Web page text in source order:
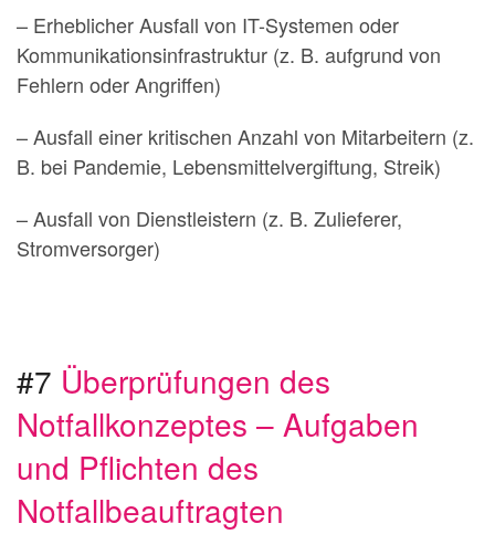
– Erheblicher Ausfall von IT-Systemen oder
Kommunikationsinfrastruktur (z. B. aufgrund von
Fehlern oder Angriffen)
– Ausfall einer kritischen Anzahl von Mitarbeitern (z.
B. bei Pandemie, Lebensmittelvergiftung, Streik)
– Ausfall von Dienstleistern (z. B. Zulieferer,
Stromversorger)
#7 Überprüfungen des
Notfallkonzeptes – Aufgaben
und Pflichten des
Notfallbeauftragten